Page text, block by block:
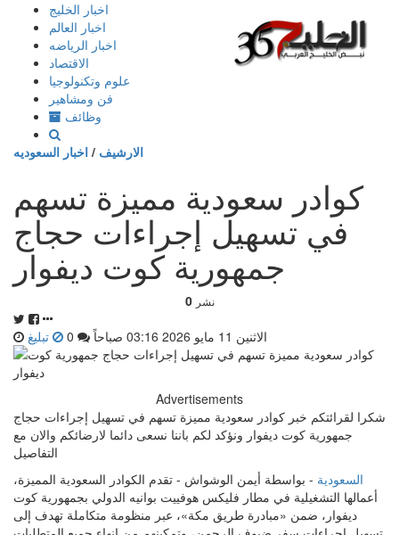
إذهب
المحتوى
اخبار الخليج
اخبار العالم
اخبار الرياضه
الاقتصاد
علوم وتكنولوجيا
فن ومشاهير
وظائف
الارشيف / اخبار السعوديه
كوادر سعودية مميزة تسهم
في تسهيل إجراءات حجاج
جمهورية كوت ديفوار
0 نشر
الاثنين 11 مايو 2026 03:16 صباحاً تبليغ
Advertisements
شكرا لقرائتكم خبر كوادر سعودية مميزة تسهم في تسهيل إجراءات حجاج
جمهورية كوت ديفوار ونؤكد لكم باننا نسعى دائما لارضائكم والان مع
التفاصيل
السعودية - بواسطة أيمن الوشواش - تقدم الكوادر السعودية المميزة،
أعمالها التشغيلية في مطار فليكس هوفييت بوانيه الدولي بجمهورية كوت
ديفوار، ضمن «مبادرة طريق مكة»، عبر منظومة متكاملة تهدف إلى